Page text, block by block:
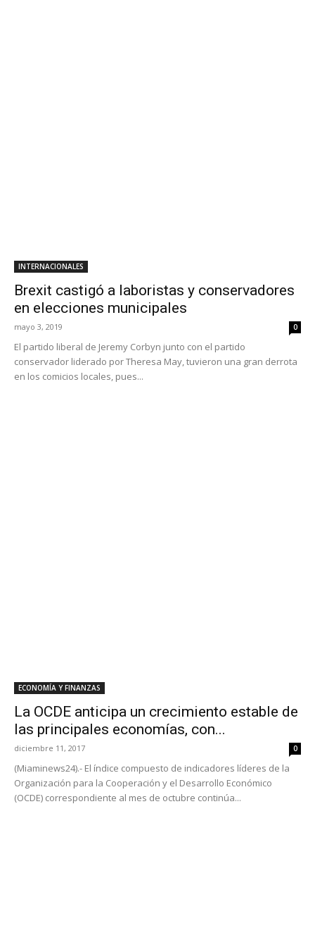
INTERNACIONALES
Brexit castigó a laboristas y conservadores
en elecciones municipales
mayo 3, 2019 0
El partido liberal de Jeremy Corbyn junto con el partido
conservador liderado por Theresa May, tuvieron una gran derrota
en los comicios locales, pues...
ECONOMÍA Y FINANZAS
La OCDE anticipa un crecimiento estable de
las principales economías, con...
diciembre 11, 2017 0
(Miaminews24).- El índice compuesto de indicadores líderes de la
Organización para la Cooperación y el Desarrollo Económico
(OCDE) correspondiente al mes de octubre continúa...